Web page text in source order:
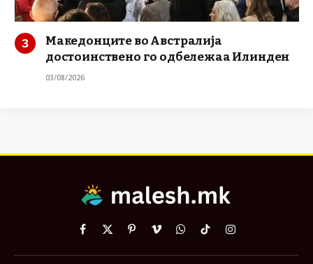
Македонците во Австралија
достоинствено го одбележаа Илинден
03/08/2026
Facebook
X
PinterestVimeoWhatsApp
TikTokInstagram